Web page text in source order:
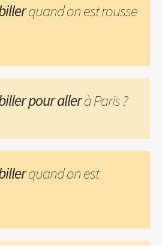
quand on est rousse
pour allerà Paris ?
quand on est